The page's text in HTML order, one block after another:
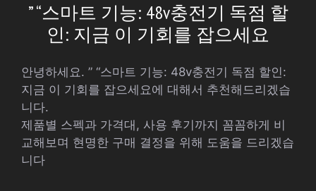
” “스마트 기능: 48v충전기 독점 할
인: 지금 이 기회를 잡으세요
안녕하세요. ” “스마트 기능: 48v충전기 독점 할인:
지금 이 기회를 잡으세요에 대해서 추천해드리겠습
니다.
제품별 스펙과 가격대, 사용 후기까지 꼼꼼하게 비
교해보며 현명한 구매 결정을 위해 도움을 드리겠습
니다